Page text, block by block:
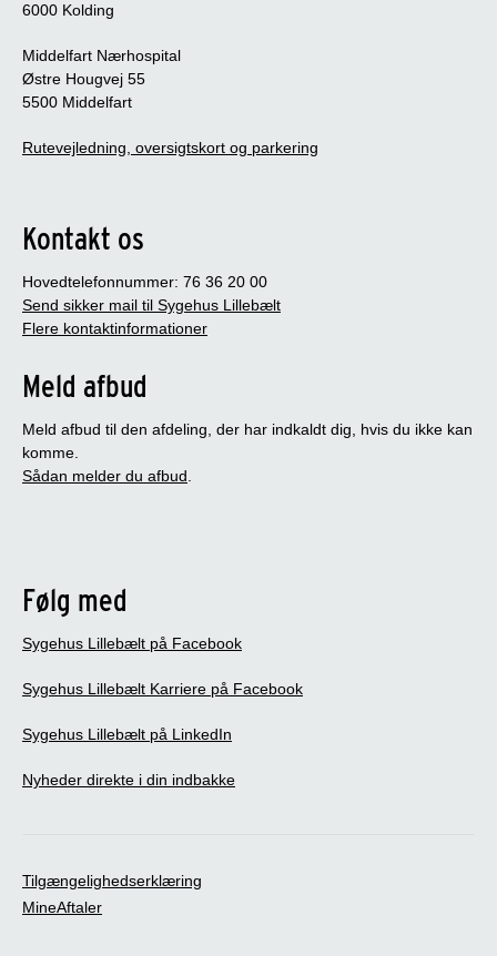
6000 Kolding
Middelfart Nærhospital
Østre Hougvej 55
5500 Middelfart
Rutevejledning, oversigtskort og parkering
Kontakt os
Hovedtelefonnummer: 76 36 20 00
Send sikker mail til Sygehus Lillebælt
Flere kontaktinformationer
Meld afbud
Meld afbud til den afdeling, der har indkaldt dig, hvis du ikke kan
komme.
Sådan melder du afbud.
Følg med
Sygehus Lillebælt på Facebook
Sygehus Lillebælt Karriere på Facebook
Sygehus Lillebælt på LinkedIn
Nyheder direkte i din indbakke
Tilgængelighedserklæring
MineAftaler